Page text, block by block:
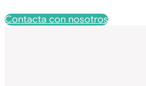
Contacta con nosotros